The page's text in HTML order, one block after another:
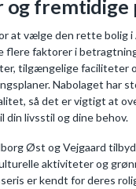
og fremtidige
at vælge den rette bolig i
flere faktorer i
tilgængelige faciliteter
Nabolaget har
så det er vigtigt at
din livsstil og dine behov.
Øst og Vejgaard
aktiviteter og
er kendt for deres